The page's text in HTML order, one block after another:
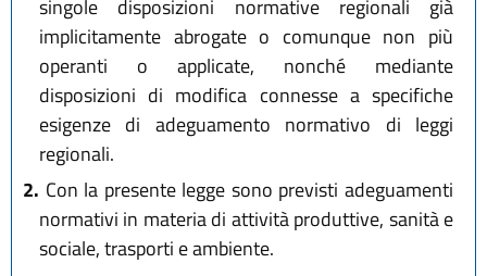
singole disposizioni normative regionali già
implicitamente abrogate o comunque non più
operanti o applicate, nonché mediante
disposizioni di modifica connesse a specifiche
esigenze di adeguamento normativo di leggi
regionali.
2. Con la presente legge sono previsti adeguamenti
normativi in materia di attività produttive, sanità e
sociale, trasporti e ambiente.